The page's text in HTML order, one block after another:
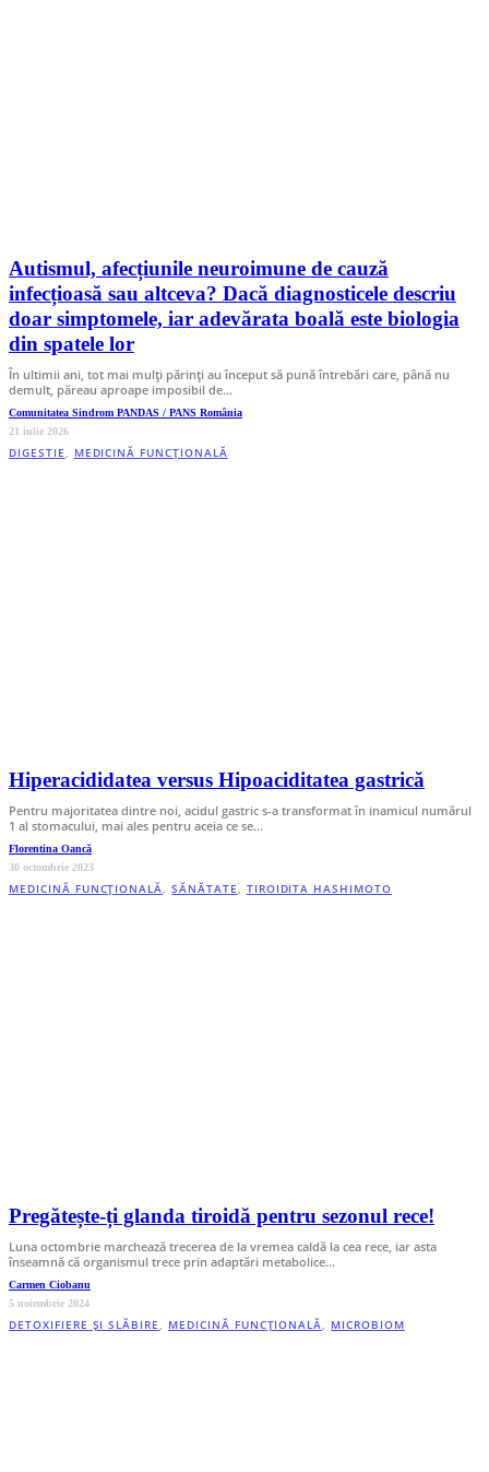
Autismul, afecțiunile neuroimune de cauză
infecțioasă sau altceva? Dacă diagnosticele descriu
doar simptomele, iar adevărata boală este biologia
din spatele lor
În ultimii ani, tot mai mulți părinți au început să pună întrebări care, până nu
demult, păreau aproape imposibil de…
Comunitatea Sindrom PANDAS / PANS România
21 iulie 2026
DIGESTIE, MEDICINĂ FUNCȚIONALĂ
Hiperacididatea versus Hipoaciditatea gastrică
Pentru majoritatea dintre noi, acidul gastric s-a transformat în inamicul numărul
1 al stomacului, mai ales pentru aceia ce se…
Florentina Oancă
30 octombrie 2023
MEDICINĂ FUNCȚIONALĂ,SĂNĂTATE, TIROIDITA HASHIMOTO
Pregătește-ți glanda tiroidă pentru sezonul rece!
Luna octombrie marchează trecerea de la vremea caldă la cea rece, iar asta
înseamnă că organismul trece prin adaptări metabolice…
Carmen Ciobanu
5 noiembrie 2024
DETOXIFIERE ȘI SLĂBIRE, MEDICINĂ FUNCȚIONALĂ, MICROBIOM